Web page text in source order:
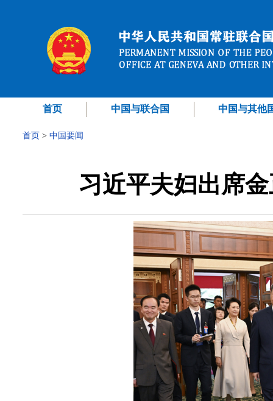
首页 中国与联合国 中国与其他
首页 > 中国要闻
习近平夫妇出席